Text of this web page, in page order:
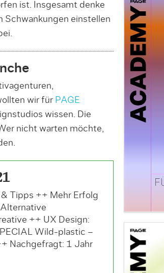
ist. Insgesamt den­ke
Schwankungen einstellen
wir für PAGE
wissen. Die
nicht warten möchte,
& Tipps ++ Mehr Erfolg
++ UX Design:
Wild-plastic –
Nachgefragt: 1 Jahr